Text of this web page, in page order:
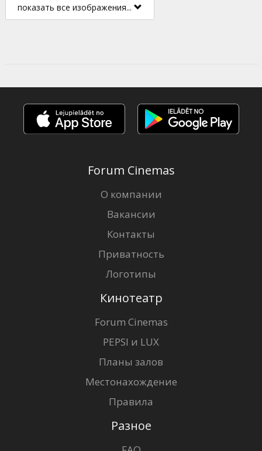
показать все изображения...
Forum Cinemas
О компании
Вакансии
Контакты
Приватность
Логотипы
Кинотеатр
Forum Cinemas
PEPSI и LUX
Планы залов
Местонахождение
Правила
Разное